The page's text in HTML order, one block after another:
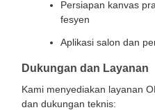
Persiapan kanvas
fesyen
Aplikasi salon dan
Dukungan dan Layanan
Kami menyediakan layanan
dan dukungan teknis: